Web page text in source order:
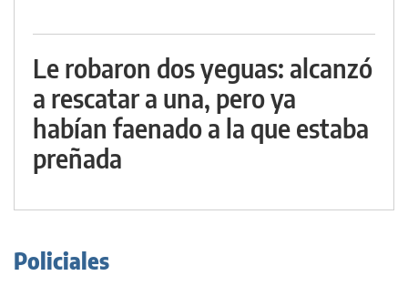
Le robaron dos yeguas: alcanzó
a rescatar a una, pero ya
habían faenado a la que estaba
preñada
Policiales